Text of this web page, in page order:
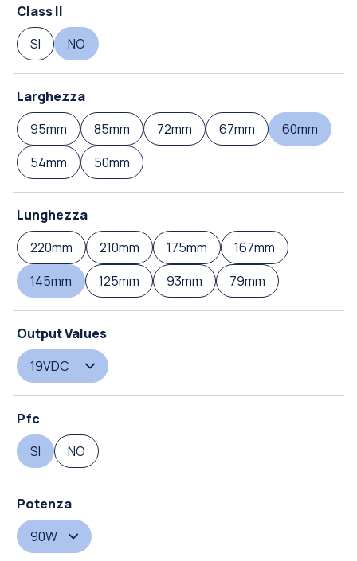
Class II
SI
NO
Larghezza
95mm
85mm 72mm 67mm
60mm
54mm
50mm
Lunghezza
220mm
210mm 175mm
167mm
145mm
125mm 93mm 79mm
Output Values
19VDC
Pfc
SI
NO
Potenza
90W